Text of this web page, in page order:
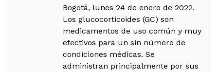
Bogotá, lunes 24 de enero de 2022.
Los glucocorticoides (GC) son
medicamentos de uso común y muy
efectivos para un sin número de
condiciones médicas. Se
administran principalmente por sus